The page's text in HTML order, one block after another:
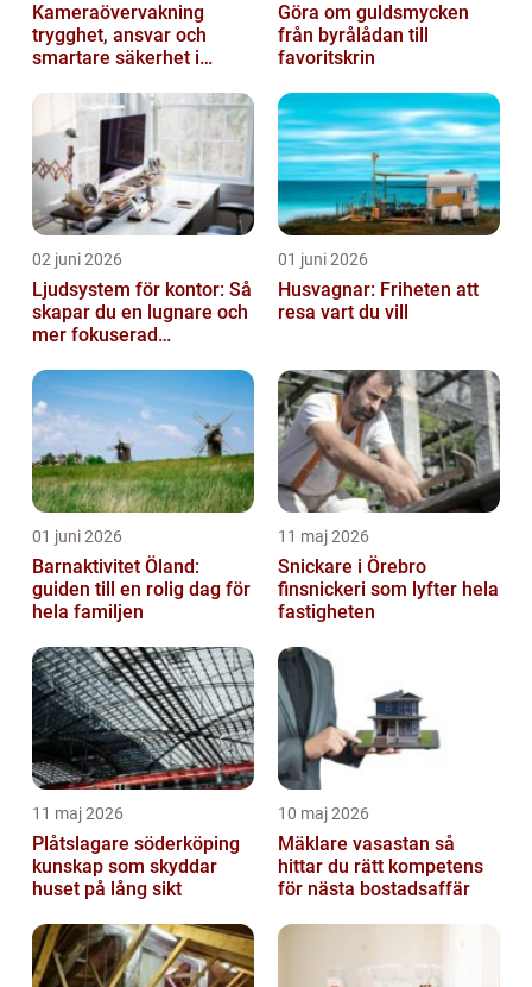
Kameraövervakning
trygghet, ansvar och
smartare säkerhet i
Göra om guldsmycken
från byrålådan till
favoritskrin
02 juni 2026
Ljudsystem för kontor: Så
skapar du en lugnare och
mer fokuserad
01 juni 2026
Husvagnar: Friheten att
resa vart du vill
01 juni 2026
Barnaktivitet Öland:
guiden till en rolig dag för
hela familjen
11 maj 2026
Snickare i Örebro
finsnickeri som lyfter hela
fastigheten
11 maj 2026
Plåtslagare söderköping
kunskap som skyddar
huset på lång sikt
10 maj 2026
Mäklare vasastan så
hittar du rätt kompetens
för nästa bostadsaffär